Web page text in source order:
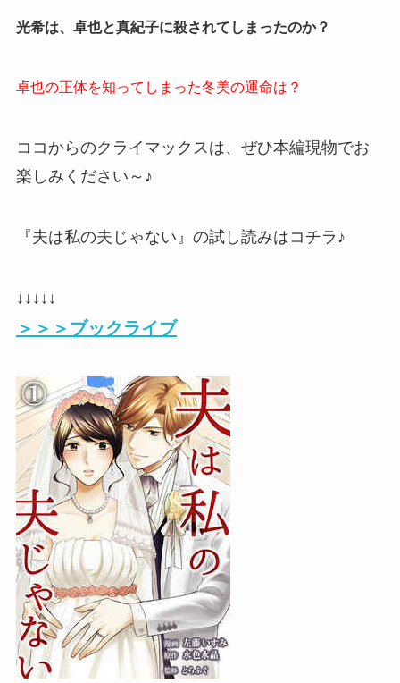
光希は、卓也と真紀子に殺されてしまったのか？
卓也の正体を知ってしまった冬美の運命は？
ココからのクライマックスは、ぜひ本編現物でお
楽しみください～♪
『夫は私の夫じゃない』の試し読みはコチラ♪
↓↓↓↓↓
＞＞＞ブックライブ